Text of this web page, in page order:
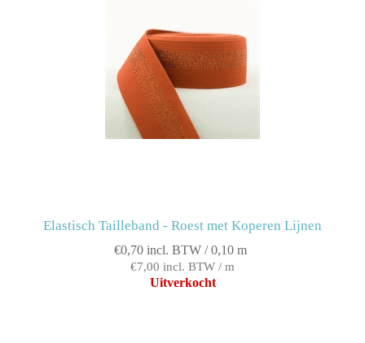
Elastisch Tailleband - Roest met Koperen Lijnen
€0,70 incl. BTW / 0,10 m
€7,00 incl. BTW / m
Uitverkocht